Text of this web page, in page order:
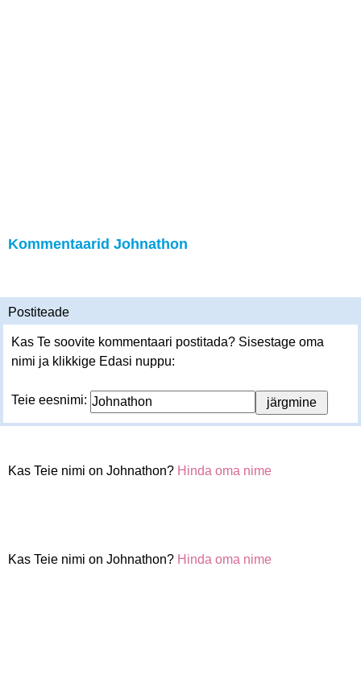
Kommentaarid Johnathon
Postiteade
Kas Te soovite kommentaari postitada? Sisestage oma
nimi ja klikkige Edasi nuppu:
Teie eesnimi:
Kas Teie nimi on Johnathon? Hinda oma nime
Kas Teie nimi on Johnathon? Hinda oma nime